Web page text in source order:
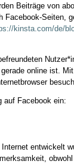
Beiträge von
kinsta.com/de/
online ist.
auf Facebook ein: